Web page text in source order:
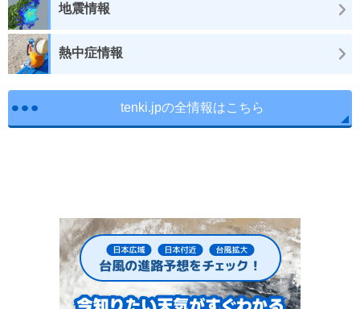
地震情報
熱中症情報
tenki.jpの全情報はこちら